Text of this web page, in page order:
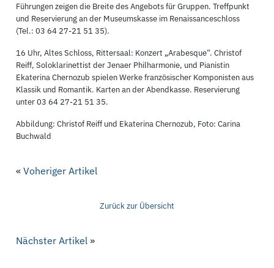
Führungen zeigen die Breite des Angebots für Gruppen. Treffpunkt
und Reservierung an der Museumskasse im Renaissanceschloss
(Tel.: 03 64 27-21 51 35).
16 Uhr, Altes Schloss, Rittersaal: Konzert „Arabesque“. Christof
Reiff, Soloklarinettist der Jenaer Philharmonie, und Pianistin
Ekaterina Chernozub spielen Werke französischer Komponisten aus
Klassik und Romantik. Karten an der Abendkasse. Reservierung
unter 03 64 27-21 51 35.
Abbildung: Christof Reiff und Ekaterina Chernozub, Foto: Carina
Buchwald
«Voheriger Artikel
Zurück zur Übersicht
Nächster Artikel »